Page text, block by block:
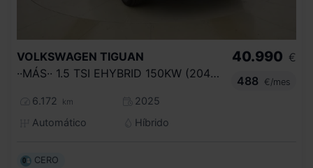
VOLKSWAGEN TIGUAN
··MÁS·· 1.5 TSI EHYBRID 150KW (204CV) DSG
6.172 km
2025
Automático
Híbrido
40.990 €
488
€/mes
CERO